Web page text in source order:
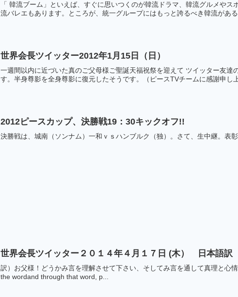
「 韓流ブーム」といえば、すぐに思いつくのが韓流ドラマ、韓流グルメや
流バレエもあります。ところが、統一グループにはもっと誇るべき韓流があ
世界会長ツイッター2012年1月15日（日）
一週間以内に近づいた真のご父母様ご聖誕天福祝祭を迎えて ツイッター友
す。半身尊影を全身尊影に復元したそうです。（ピースTVチームに感謝申し
2012ピースカップ、決勝戦19：30キックオフ!!
決勝戦は、城南（ソンナム）一和ｖｓハンブルク（独）。さて、生中継。表
世界会長ツイッター２０１４年４月１７日 (木） 日本語訳
訳）お父様！どうかみ言を理解させて下さい、そしてみ言を通して真理と
the wordand through that word, p...